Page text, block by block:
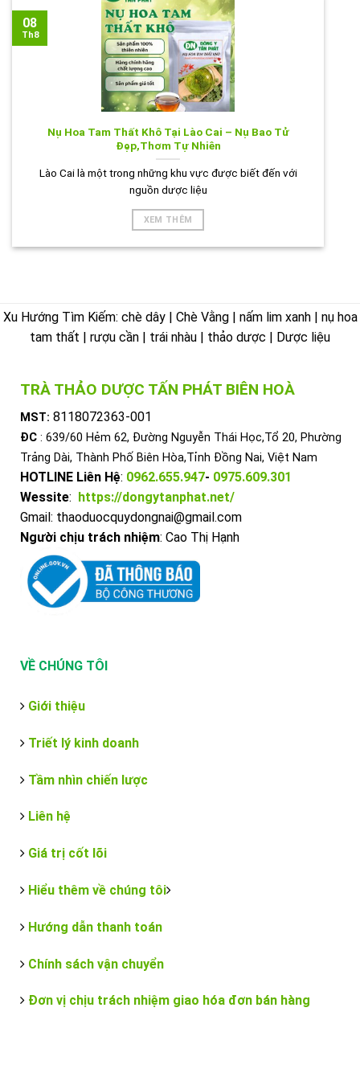
Nụ Hoa Tam Thất Khô Tại Lào Cai – Nụ Bao Tử
Đẹp,Thơm Tự Nhiên
Lào Cai là một trong những khu vực được biết đến với
nguồn dược liệu
XEM THÊM
08
Th8
Xu Hướng Tìm Kiếm: chè dây | Chè Vằng | nấm lim xanh | nụ hoa
tam thất | rượu cần | trái nhàu | thảo dược | Dược liệu
TRÀ THẢO DƯỢC TẤN PHÁT BIÊN HOÀ
MST: 8118072363-001
ĐC : 639/60 Hẻm 62, Đường Nguyễn Thái Học,Tổ 20, Phường
Trảng Dài, Thành Phố Biên Hòa,Tỉnh Đồng Nai, Việt Nam
HOTLINE Liên Hệ: 0962.655.947- 0975.609.301
Wessite:
https://dongytanphat.net/
Gmail: thaoduocquydongnai@gmail.com
Người chịu trách nhiệm: Cao Thị Hạnh
VỀ CHÚNG TÔI
Giới thiệu
Triết lý kinh doanh
Tầm nhìn chiến lược
Liên hệ
Giá trị cốt lõi
Hiểu thêm về chúng tôi
Hướng dẫn thanh toán
Chính sách vận chuyển
Đơn vị chịu trách nhiệm giao hóa đơn bán hàng